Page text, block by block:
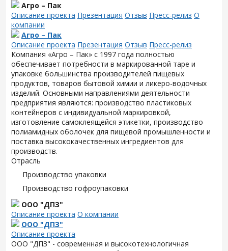
Агро – Пак
Описание проекта Презентация Отзыв Пресс-релиз О
компании
Агро – Пак
Описание проекта Презентация Отзыв Пресс-релиз
Компания «Агро – Пак» с 1997 года полностью
обеспечивает потребности в маркированной таре и
упаковке большинства производителей пищевых
продуктов, товаров бытовой химии и ликеро-водочных
изделий. Основными направлениями деятельности
предприятия являются: производство пластиковых
контейнеров с индивидуальной маркировкой,
изготовление самоклеящейся этикетки, производство
полиамидных оболочек для пищевой промышленности и
поставка высококачественных ингредиентов для
производств.
Отрасль
Производство упаковки
Производство гофроупаковки
ООО "ДПЗ"
Описание проекта О компании
ООО "ДПЗ"
Описание проекта
ООО "ДПЗ" - современная и высокотехнологичная